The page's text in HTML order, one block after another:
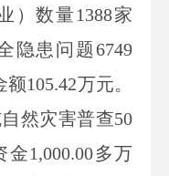
）数量1388家
隐患问题6749
额105.42万元。
然灾害普查50
金1,000.00多万